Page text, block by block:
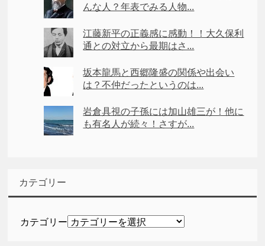
んな人？年表でみる人物...
江藤新平の正義感に感動！！大久保利
通との対立から最期はさ...
坂本龍馬と西郷隆盛の関係や出会い
は？不仲だったというのは...
岩倉具視の子孫には加山雄三が！他に
も有名人が続々！さすが...
カテゴリー
カテゴリー